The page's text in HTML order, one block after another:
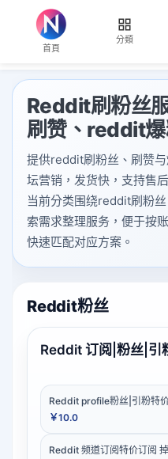
首頁
分類
Reddit刷粉丝
刷赞、reddit
提供reddit刷粉丝、刷赞
坛营销，发货快，支持售后
当前分类围绕reddit刷粉
索需求整理服务，便于按
快速匹配对应方案。
Reddit粉丝
Reddit 订阅|粉丝|引
Reddit profile粉丝|引粉特
￥10.0
Reddit 频道订阅特价订阅